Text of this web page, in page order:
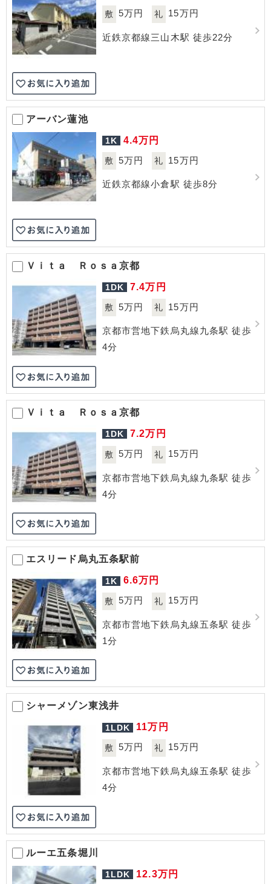
敷 5万円 礼 15万円
近鉄京都線三山木駅 徒歩22分
アーバン蓮池
1K 4.4万円
敷 5万円 礼 15万円
近鉄京都線小倉駅 徒歩8分
Ｖｉｔａ Ｒｏｓａ京都
1DK 7.4万円
敷 5万円 礼 15万円
京都市営地下鉄烏丸線九条駅 徒歩
4分
Ｖｉｔａ Ｒｏｓａ京都
1DK 7.2万円
敷 5万円 礼 15万円
京都市営地下鉄烏丸線九条駅 徒歩
4分
エスリード烏丸五条駅前
1K 6.6万円
敷 5万円 礼 15万円
京都市営地下鉄烏丸線五条駅 徒歩
1分
シャーメゾン東浅井
1LDK 11万円
敷 5万円 礼 15万円
京都市営地下鉄烏丸線五条駅 徒歩
4分
ルーエ五条堀川
1LDK 12.3万円